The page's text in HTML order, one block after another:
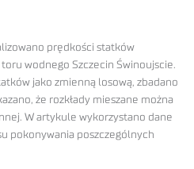
prędkości statków
wodnego Szczecin Świnoujscie.
jako zmienną losową, zbadano
że rozkłady mieszane można
W artykule wykorzystano dane
pokonywania poszczególnych